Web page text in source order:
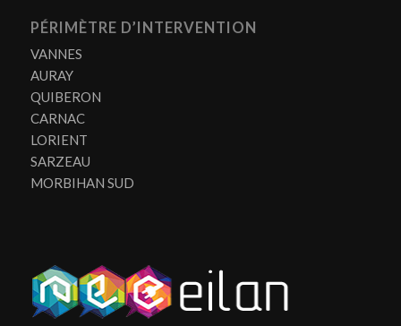
PÉRIMÈTRE D’INTERVENTION
VANNES
AURAY
QUIBERON
CARNAC
LORIENT
SARZEAU
MORBIHAN SUD